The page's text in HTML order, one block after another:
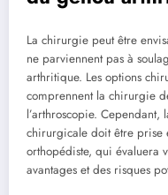
La chirurgie peut être
ne parviennent pas à
arthritique. Les options
comprennent la chirurgie
l’arthroscopie. Cependant,
chirurgicale doit être prise
orthopédiste, qui évaluera
avantages et des risques